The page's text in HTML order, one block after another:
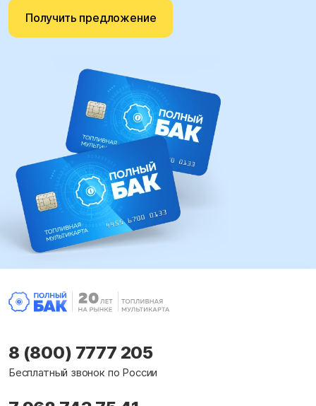
Получить предложение
8 (800) 7777 205
Бесплатный звонок по России